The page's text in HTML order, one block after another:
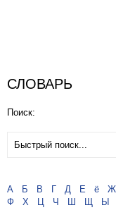
СЛОВАРЬ
Поиск:
А Б В Г Д Е ё Ж
Ф
Х Ц Ч Ш Щ Ы